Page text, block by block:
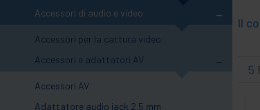
Accessori di audio e video -
Accessori per la cattura video
Accessori e adattatori AV
-
Accessori AV
Adattatore audio jack 2.5 mm
5